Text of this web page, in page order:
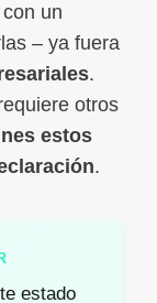
un
– ya fuera
.
otros
estos
.
estado